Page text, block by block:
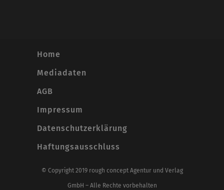
Home
Mediadaten
AGB
Impressum
Datenschutzerklärung
Haftungsausschluss
© Copyright 2019 rough concept Agentur und Verlag
GmbH – Alle Rechte vorbehalten